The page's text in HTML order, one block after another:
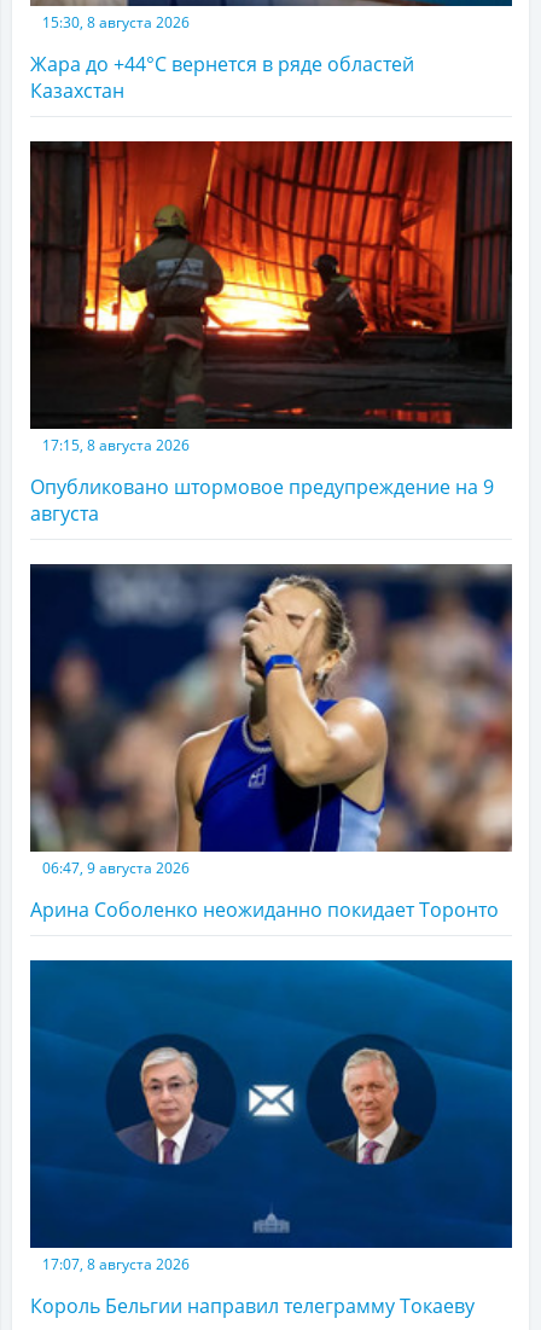
15:30, 8 августа 2026
Жара до +44°С вернется в ряде областей
Казахстан
17:15, 8 августа 2026
Опубликовано штормовое предупреждение на 9
августа
06:47, 9 августа 2026
Арина Соболенко неожиданно покидает Торонто
17:07, 8 августа 2026
Король Бельгии направил телеграмму Токаеву